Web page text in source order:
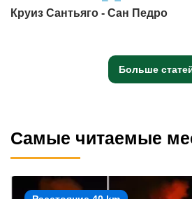
Круиз Сантьяго - Сан Педро
Больше
Самые читаемые